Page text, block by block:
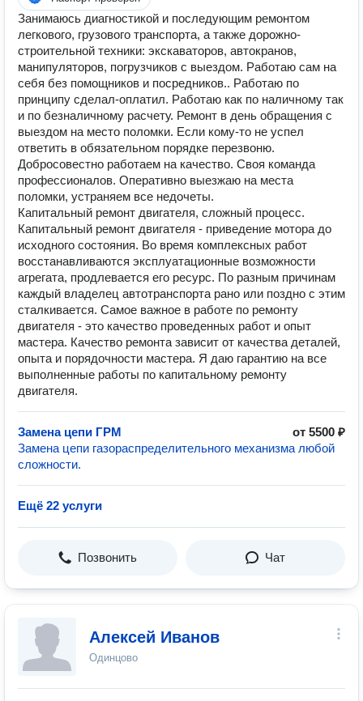
Занимаюсь диагностикой и последующим ремонтом
легкового, грузового транспорта, а также дорожно-
строительной техники: экскаваторов, автокранов,
манипуляторов, погрузчиков с выездом. Работаю сам на
себя без помощников и посредников.. Работаю по
принципу сделал-оплатил. Работаю как по наличному так
и по безналичному расчету. Ремонт в день обращения с
выездом на место поломки. Если кому-то не успел
ответить в обязательном порядке перезвоню.
Добросовестно работаем на качество. Своя команда
профессионалов. Оперативно выезжаю на места
поломки, устраняем все недочеты.
Капитальный ремонт двигателя, сложный процесс.
Капитальный ремонт двигателя - приведение мотора до
исходного состояния. Во время комплексных работ
восстанавливаются эксплуатационные возможности
агрегата, продлевается его ресурс. По разным причинам
каждый владелец автотранспорта рано или поздно с этим
сталкивается. Самое важное в работе по ремонту
двигателя - это качество проведенных работ и опыт
мастера. Качество ремонта зависит от качества деталей,
опыта и порядочности мастера. Я даю гарантию на все
выполненные работы по капитальному ремонту
двигателя.
Замена цепи ГРМ
от 5500 ₽
Замена цепи газораспределительного механизма любой
сложности.
Ещё 22 услуги
Позвонить Чат
Алексей Иванов
Одинцово